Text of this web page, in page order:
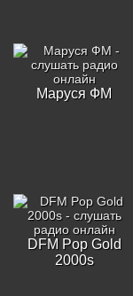
Маруся ФМ
DFM Pop Gold
2000s